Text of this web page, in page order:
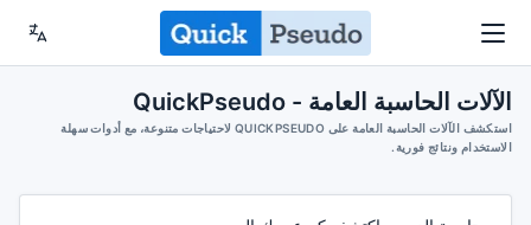
الآلات الحاسبة العامة - QuickPseudo
استكشف الآلات الحاسبة العامة على QUICKPSEUDO لاحتياجات متنوعة، مع أدوات سهلة
الاستخدام ونتائج فورية.